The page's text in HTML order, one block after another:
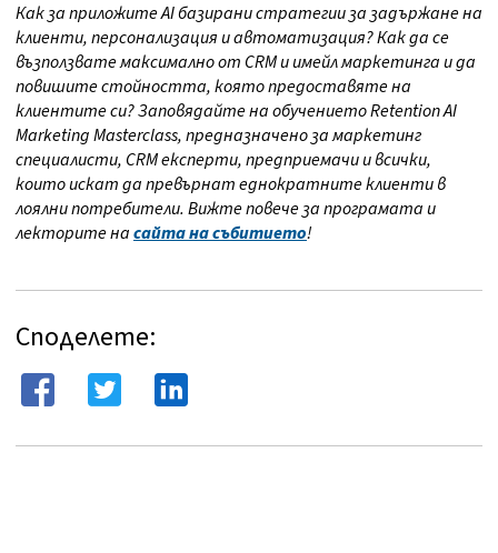
Как за приложите AI базирани стратегии за задържане на
клиенти, персонализация и автоматизация? Как да се
възползвате максимално от CRM и имейл маркетинга и да
повишите стойността, която предоставяте на
клиентите си? Заповядайте на обучението Retention AI
Marketing Masterclass, предназначено за маркетинг
специалисти, CRM експерти, предприемачи и всички,
които искат да превърнат еднократните клиенти в
лоялни потребители. Вижте повече за програмата и
лекторите насайта на събитието!
Споделете: